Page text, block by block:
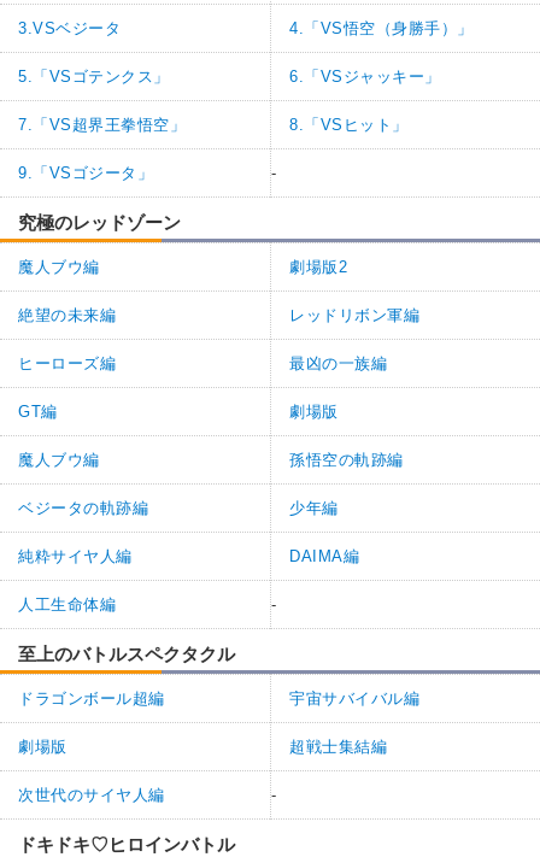
3.VSベジータ 4.「VS悟空（身勝手）」
5.「VSゴテンクス」 6.「VSジャッキー」
7.「VS超界王拳悟空」 8.「VSヒット」
9.「VSゴジータ」 -
究極のレッドゾーン
魔人ブウ編 劇場版2
絶望の未来編 レッドリボン軍編
ヒーローズ編 最凶の一族編
GT編 劇場版
魔人ブウ編 孫悟空の軌跡編
ベジータの軌跡編 少年編
純粋サイヤ人編 DAIMA編
人工生命体編 -
至上のバトルスペクタクル
ドラゴンボール超編 宇宙サバイバル編
劇場版 超戦士集結編
次世代のサイヤ人編 -
ドキドキ♡ヒロインバトル